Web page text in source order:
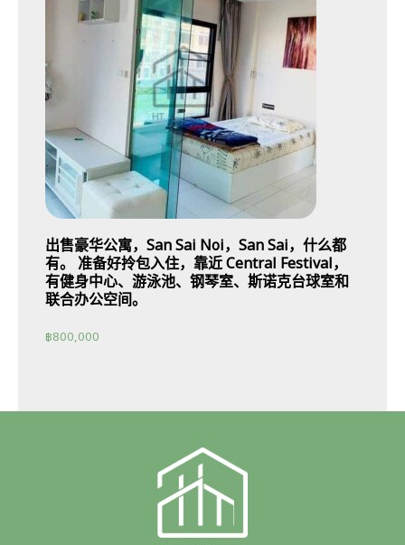
出售豪华公寓，San Sai Noi，San Sai，什么都
有。 准备好拎包入住，靠近 Central Festival，
有健身中心、游泳池、钢琴室、斯诺克台球室和
联合办公空间。
฿800,000